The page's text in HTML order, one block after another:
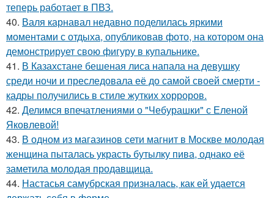
теперь работает в ПВЗ.
40. Валя карнавал недавно поделилась яркими
моментами с отдыха, опубликовав фото, на котором она
демонстрирует свою фигуру в купальнике.
41. В Казахстане бешеная лиса напала на девушку
среди ночи и преследовала её до самой своей смерти -
кадры получились в стиле жутких хорроров.
42. Делимся впечатлениями о "Чебурашки" с Еленой
Яковлевой!
43. В одном из магазинов сети магнит в Москве молодая
женщина пыталась украсть бутылку пива, однако её
заметила молодая продавщица.
44. Настасья самубрская призналась, как ей удается